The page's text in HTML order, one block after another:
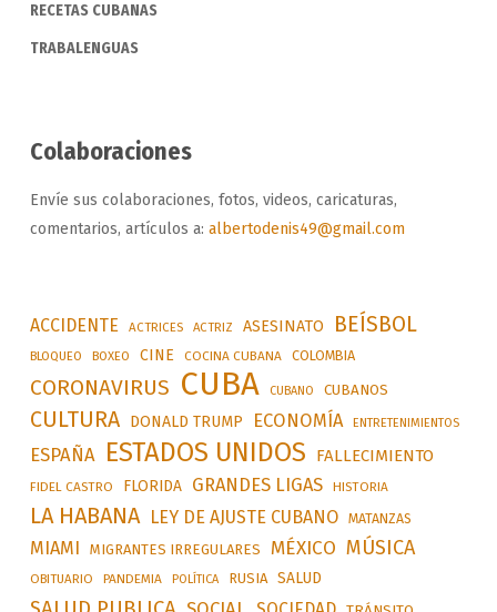
RECETAS CUBANAS
TRABALENGUAS
Colaboraciones
Envíe sus colaboraciones, fotos, videos, caricaturas,
comentarios, artículos a: albertodenis49@gmail.com
ACCIDENTE ACTRICES ACTRIZ ASESINATO BEÍSBOL
BLOQUEO BOXEO CINE COCINA CUBANA COLOMBIA
CORONAVIRUS CUBA CUBANO CUBANOS
CULTURA DONALD TRUMP ECONOMÍA ENTRETENIMIENTOS
ESPAÑA ESTADOS UNIDOS FALLECIMIENTO
FIDEL CASTRO FLORIDA GRANDES LIGAS HISTORIA
LA HABANA LEY DE AJUSTE CUBANO MATANZAS
MIAMI MIGRANTES IRREGULARES MÉXICO MÚSICA
OBITUARIO PANDEMIA POLÍTICA RUSIA SALUD